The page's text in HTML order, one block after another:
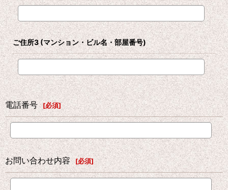
ご住所3(マンション・ビル名・部屋番号)
電話番号 [必須]
お問い合わせ内容 [必須]